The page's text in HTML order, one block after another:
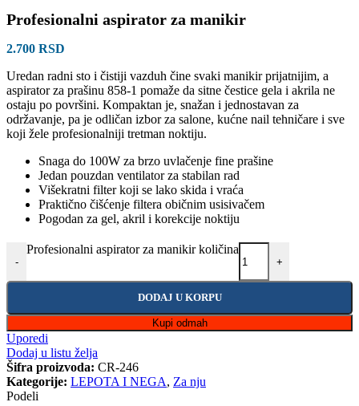
Profesionalni aspirator za manikir
2.700 RSD
Uredan radni sto i čistiji vazduh čine svaki manikir prijatnijim, a
aspirator za prašinu 858-1 pomaže da sitne čestice gela i akrila ne
ostaju po površini. Kompaktan je, snažan i jednostavan za
održavanje, pa je odličan izbor za salone, kućne nail tehničare i sve
koji žele profesionalniji tretman noktiju.
Snaga do 100W za brzo uvlačenje fine prašine
Jedan pouzdan ventilator za stabilan rad
Višekratni filter koji se lako skida i vraća
Praktično čišćenje filtera običnim usisivačem
Pogodan za gel, akril i korekcije noktiju
-
Profesionalni aspirator za manikir količina
+
DODAJ U KORPU
Kupi odmah
Uporedi
Dodaj u listu želja
Šifra proizvoda: CR-246
Kategorije: LEPOTA I NEGA, Za nju
Podeli